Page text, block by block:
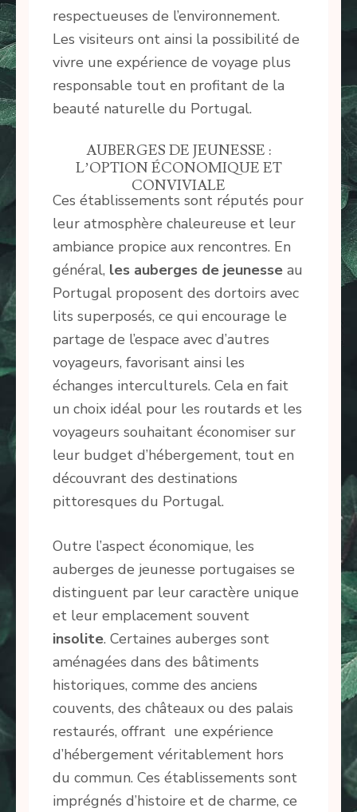
respectueuses de l’environnement.
Les visiteurs ont ainsi la possibilité de
vivre une expérience de voyage plus
responsable tout en profitant de la
beauté naturelle du Portugal.
AUBERGES DE JEUNESSE :
L’OPTION ÉCONOMIQUE ET
CONVIVIALE
Ces établissements sont réputés pour
leur atmosphère chaleureuse et leur
ambiance propice aux rencontres. En
général, les auberges de jeunesse au
Portugal proposent des dortoirs avec
lits superposés, ce qui encourage le
partage de l’espace avec d’autres
voyageurs, favorisant ainsi les
échanges interculturels. Cela en fait
un choix idéal pour les routards et les
voyageurs souhaitant économiser sur
leur budget d’hébergement, tout en
découvrant des destinations
pittoresques du Portugal.
Outre l’aspect économique, les
auberges de jeunesse portugaises se
distinguent par leur caractère unique
et leur emplacement souvent
insolite. Certaines auberges sont
aménagées dans des bâtiments
historiques, comme des anciens
couvents, des châteaux ou des palais
restaurés, offrant une expérience
d’hébergement véritablement hors
du commun. Ces établissements sont
imprégnés d’histoire et de charme, ce